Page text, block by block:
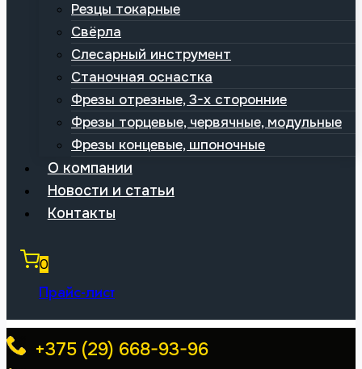
Резцы токарные
Свёрла
Слесарный инструмент
Станочная оснастка
Фрезы отрезные, 3-х сторонние
Фрезы торцевые, червячные, модульные
Фрезы концевые, шпоночные
О компании
Новости и статьи
Контакты
0
Прайс-лист
+375 (29) 668-93-96